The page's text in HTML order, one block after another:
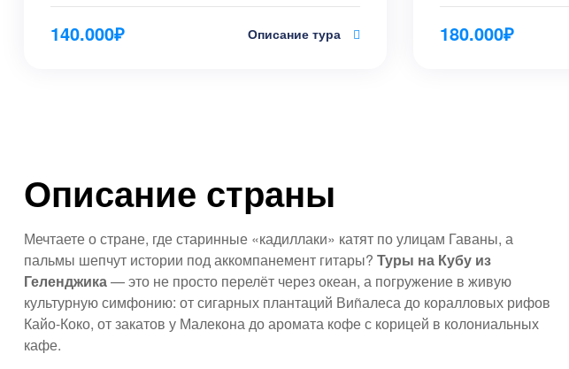
140.000₽ Описание тура 180.000₽
Описание страны
Мечтаете о стране, где старинные «кадиллаки» катят по улицам Гаваны, а
пальмы шепчут истории под аккомпанемент гитары? Туры на Кубу из
Геленджика— это не просто перелёт через океан, а погружение в живую
культурную симфонию: от сигарных плантаций Виñалеса до коралловых рифов
Кайо-Коко, от закатов у Малекона до аромата кофе с корицей в колониальных
кафе.